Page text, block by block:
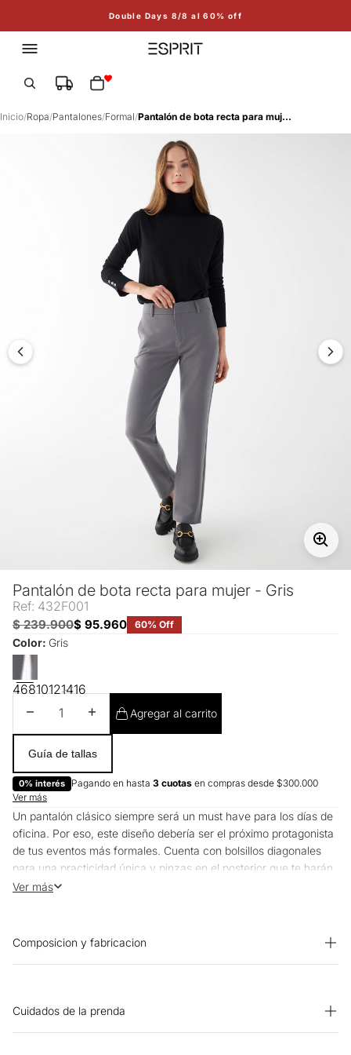
Double Days 8/8 al 60% off
Inicio/Ropa/Pantalones/Formal/ Pantalón de bota recta para mujer - Gris
Pantalón de bota recta para mujer - Gris
Ref: 432F001
$ 239.900$ 95.960 60% Off
Color: Gris
46810121416
Disminuir cantidadAumentar cantidad
Agregar al carrito
Guía de tallas
0% interés Pagando en hasta 3 cuotas en compras desde $300.000
Ver más
Un pantalón clásico siempre será un must have para los días de
oficina. Por eso, este diseño debería ser el próximo protagonista
de tus eventos más formales. Cuenta con bolsillos diagonales
para una practicidad única y pinzas en el posterior que te harán
lucir una horma perfecta. Gracias a su ajuste con botón, broche
sofisticación.
Ver más
Composicion y fabricacion
Cuidados de la prenda